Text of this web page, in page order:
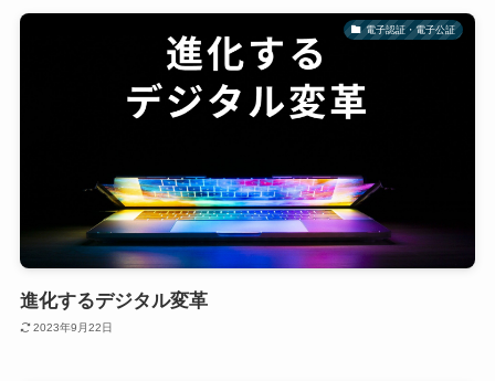
電子認証・電子公証
進化するデジタル変革
2023年9月22日